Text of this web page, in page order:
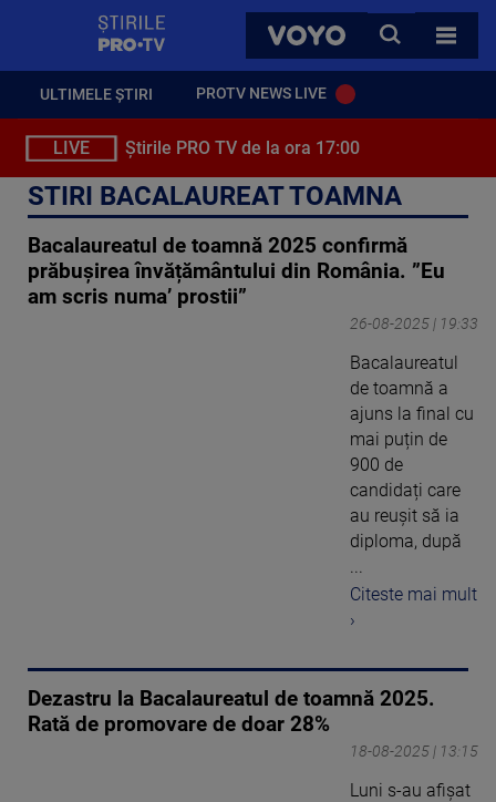
VOYO
CAUTA
TOATE
ULTIMELE ȘTIRI PROTV NEWS LIVE
LIVE Știrile PRO TV de la ora 17:00
STIRI BACALAUREAT TOAMNA
Bacalaureatul de toamnă 2025 confirmă
prăbușirea învățământului din România. ”Eu
am scris numa’ prostii”
26-08-2025 | 19:33
Bacalaureatul
de toamnă a
ajuns la final cu
mai puțin de
900 de
candidați care
au reușit să ia
diploma, după
...
Citeste mai mult
›
Dezastru la Bacalaureatul de toamnă 2025.
Rată de promovare de doar 28%
18-08-2025 | 13:15
Luni s-au afișat